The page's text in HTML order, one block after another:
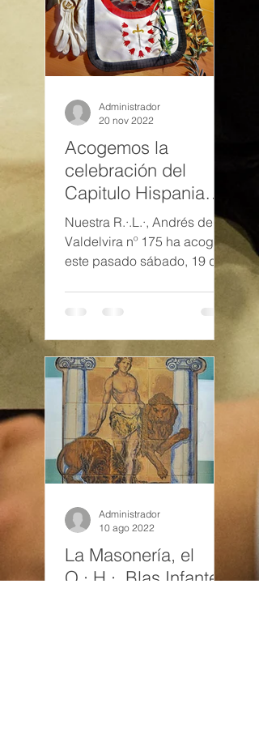
Acogemos la
celebración del
Capitulo Hispania
del Rito Francés de
la GLE en nuestra
logia
Nuestra R.·.L.·, Andrés de
Valdelvira nº 175 ha acogido
este pasado sábado, 19 de
Capítulo...
Administrador
20 nov 2022
La Masonería, el
Q.·.H.·. Blas Infante y
Administrador
10 ago 2022